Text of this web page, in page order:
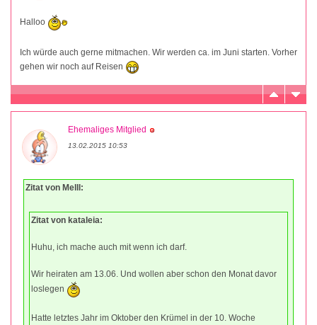
Halloo
Ich würde auch gerne mitmachen. Wir werden ca. im Juni starten. Vorher
gehen wir noch auf Reisen
Ehemaliges Mitglied
13.02.2015 10:53
Zitat von Melll:
Zitat von kataleia:
Huhu, ich mache auch mit wenn ich darf.
Wir heiraten am 13.06. Und wollen aber schon den Monat davor
loslegen
Hatte letztes Jahr im Oktober den Krümel in der 10. Woche